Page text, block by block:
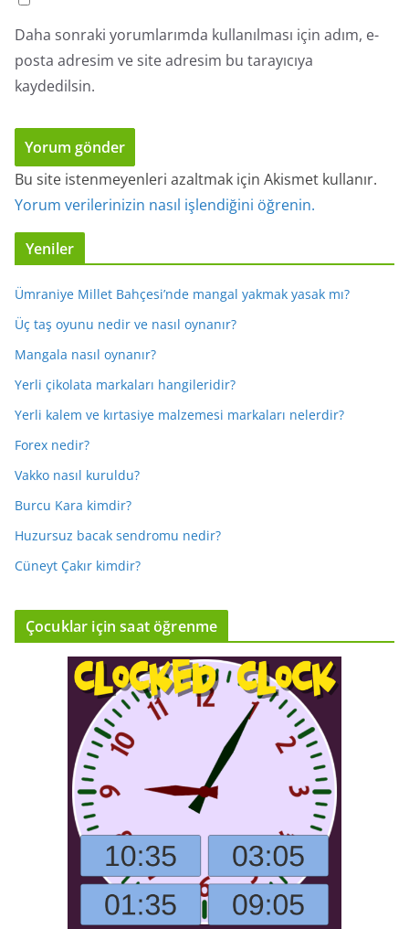
Daha sonraki yorumlarımda kullanılması için adım, e-
posta adresim ve site adresim bu tarayıcıya
kaydedilsin.
Bu site istenmeyenleri azaltmak için Akismet kullanır.
Yorum verilerinizin nasıl işlendiğini öğrenin.
Yeniler
Ümraniye Millet Bahçesi’nde mangal yakmak yasak mı?
Üç taş oyunu nedir ve nasıl oynanır?
Mangala nasıl oynanır?
Yerli çikolata markaları hangileridir?
Yerli kalem ve kırtasiye malzemesi markaları nelerdir?
Forex nedir?
Vakko nasıl kuruldu?
Burcu Kara kimdir?
Huzursuz bacak sendromu nedir?
Cüneyt Çakır kimdir?
Çocuklar için saat öğrenme